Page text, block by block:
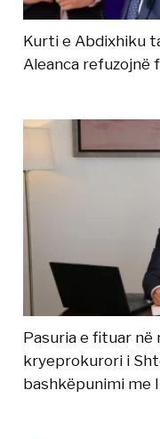
Kurti e Abdixhiku
Aleanca refuzojnë
Pasuria e fituar
kryeprokurori i
bashkëpunimi me